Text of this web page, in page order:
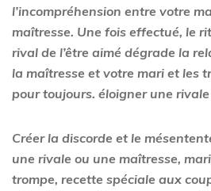
l’incompréhension entre votre
maîtresse. Une fois effectué, le
rival de l’être aimé dégrade la
la maîtresse et votre mari et les
pour toujours. éloigner une rivale
Créer la discorde et le
une rivale ou une maîtresse,
trompe, recette spéciale aux